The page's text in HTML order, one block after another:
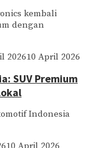
kembali
dengan
202610 April 2026
SUV Premium
Indonesia